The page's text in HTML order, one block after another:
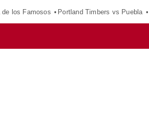
de los Famosos Portland Timbers vs Puebla